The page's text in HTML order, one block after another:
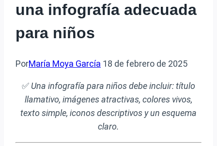
una infografía adecuada
para niños
PorMaría Moya García 18 de febrero de 2025
✅ Una infografía para niños debe incluir: título
llamativo, imágenes atractivas, colores vivos,
texto simple, iconos descriptivos y un esquema
claro.